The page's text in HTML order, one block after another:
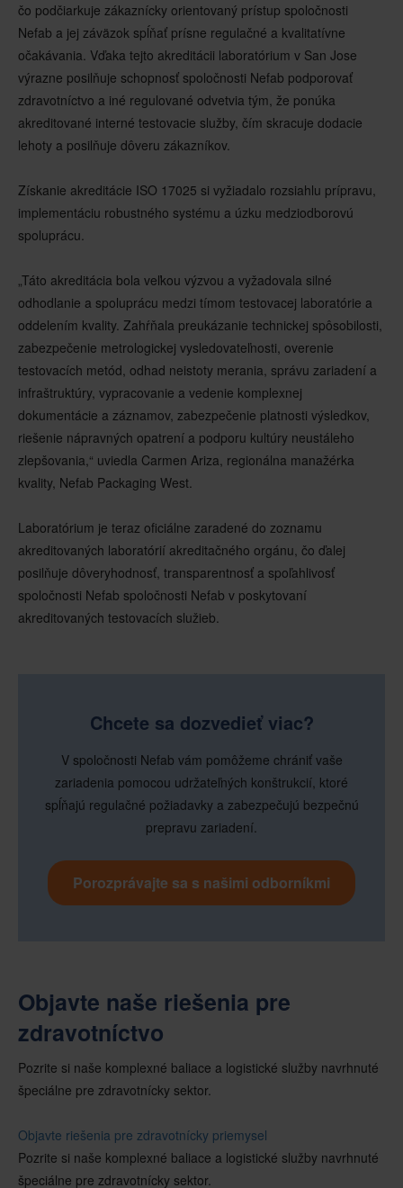
čo podčiarkuje zákaznícky orientovaný prístup spoločnosti
Nefab a jej záväzok spĺňať prísne regulačné a kvalitatívne
očakávania. Vďaka tejto akreditácii laboratórium v San Jose
výrazne posilňuje schopnosť spoločnosti Nefab podporovať
zdravotníctvo a iné regulované odvetvia tým, že ponúka
akreditované interné testovacie služby, čím skracuje dodacie
lehoty a posilňuje dôveru zákazníkov.
Získanie akreditácie ISO 17025 si vyžiadalo rozsiahlu prípravu,
implementáciu robustného systému a úzku medziodborovú
spoluprácu.
„Táto akreditácia bola veľkou výzvou a vyžadovala silné
odhodlanie a spoluprácu medzi tímom testovacej laboratórie a
oddelením kvality. Zahŕňala preukázanie technickej spôsobilosti,
zabezpečenie metrologickej vysledovateľnosti, overenie
testovacích metód, odhad neistoty merania, správu zariadení a
infraštruktúry, vypracovanie a vedenie komplexnej
dokumentácie a záznamov, zabezpečenie platnosti výsledkov,
riešenie nápravných opatrení a podporu kultúry neustáleho
zlepšovania,“ uviedla Carmen Ariza, regionálna manažérka
kvality, Nefab Packaging West.
Laboratórium je teraz oficiálne zaradené do zoznamu
akreditovaných laboratórií akreditačného orgánu, čo ďalej
posilňuje dôveryhodnosť, transparentnosť a spoľahlivosť
spoločnosti Nefab spoločnosti Nefab v poskytovaní
akreditovaných testovacích služieb.
Chcete sa dozvedieť viac?
V spoločnosti Nefab vám pomôžeme chrániť vaše
zariadenia pomocou udržateľných konštrukcií, ktoré
spĺňajú regulačné požiadavky a zabezpečujú bezpečnú
prepravu zariadení.
Porozprávajte sa s našimi odborníkmi
Objavte naše riešenia pre
zdravotníctvo
Pozrite si naše komplexné baliace a logistické služby navrhnuté
špeciálne pre zdravotnícky sektor.
Objavte riešenia pre zdravotnícky priemysel
Pozrite si naše komplexné baliace a logistické služby navrhnuté
špeciálne pre zdravotnícky sektor.